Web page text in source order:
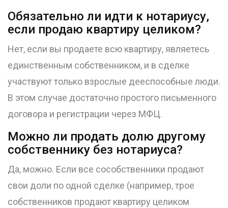
Обязательно ли идти к нотариусу,
если продаю квартиру целиком?
Нет, если вы продаете всю квартиру, являетесь
единственным собственником, и в сделке
участвуют только взрослые дееспособные люди.
В этом случае достаточно простого письменного
договора и регистрации через МФЦ.
Можно ли продать долю другому
собственнику без нотариуса?
Да, можно. Если все сособственники продают
свои доли по одной сделке (например, трое
собственников продают квартиру целиком